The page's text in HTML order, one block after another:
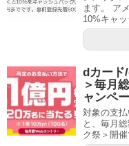
ます。 ア
10%キャ
dカード
＞毎月
ャンペ
対象の支
と、毎月
ク祭＞開